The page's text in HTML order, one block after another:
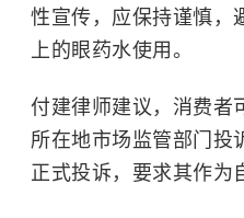
性宣传，应保持谨慎，
上的眼药水使用。
付建律师建议，消费者
所在地市场监管部门投
正式投诉，要求其作为